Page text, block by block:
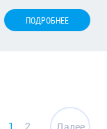
ПОДРОБНЕЕ
1 2 Далее